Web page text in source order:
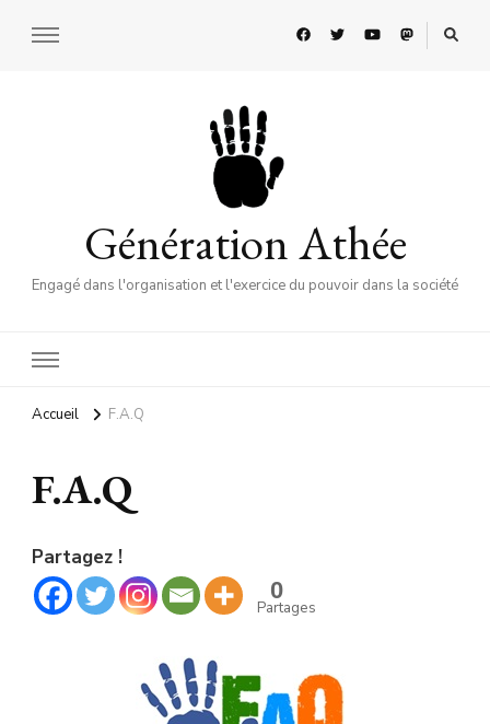
Génération Athée
Engagé dans l'organisation et l'exercice du pouvoir dans la société
Accueil F.A.Q
F.A.Q
Partagez !
0
Partages